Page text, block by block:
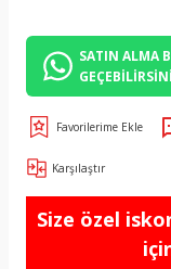
SATIN ALMA
Karşılaştır
Size özel